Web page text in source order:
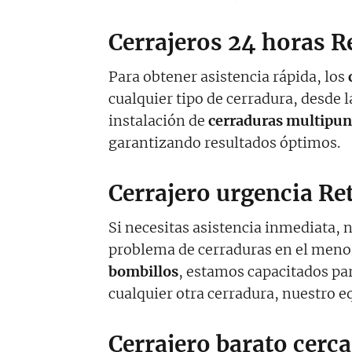
Cerrajeros 24 horas
Para obtener asistencia rápida, los
cualquier tipo de cerradura, desde
instalación de cerraduras
garantizando resultados óptimos.
Cerrajero urgencia
Si necesitas asistencia inmediata,
problema de cerraduras en el
bombillos, estamos capacitados
cualquier otra cerradura, nuestro
Cerrajero barato